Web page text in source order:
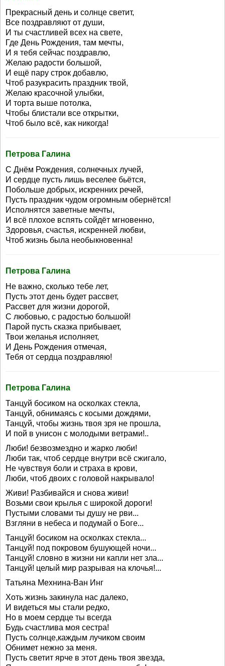
Прекрасный день и солнце светит,
Все поздравляют от души,
И ты счастливей всех на свете,
Где День Рождения, там мечты,
И я тебя сейчас поздравлю,
Желаю радости большой,
И ещё пару строк добавлю,
Чтоб разукрасить праздник твой,
Желаю красочной улыбки,
И торта выше потолка,
Чтобы блистали все открытки,
Чтоб было всё, как никогда!
Петрова Галина
С Днём Рождения, солнечных лучей,
И сердце пусть лишь веселее бьётся,
Побольше добрых, искренних речей,
Пусть праздник чудом огромным обернётся!
Исполнятся заветные мечты,
И всё плохое вспять сойдёт мгновенно,
Здоровья, счастья, искренней любви,
Чтоб жизнь была необыкновенна!
Петрова Галина
Не важно, сколько тебе лет,
Пусть этот день будет рассвет,
Рассвет для жизни дорогой,
С любовью, с радостью большой!
Парой пусть сказка прибывает,
Твои желанья исполняет,
И День Рождения отмечая,
Тебя от сердца поздравляю!
Петрова Галина
Танцуй босиком на осколках стекла,
Танцуй, обнимаясь с косыми дождями,
Танцуй, чтобы жизнь твоя зря не прошла,
И пой в унисон с молодыми ветрами!..
Люби! безвозмездно и жарко люби!
Люби так, чтоб сердце внутри всё сжигало,
Не чувствуя боли и страха в крови,
Люби, чтоб двоих с головой накрывало!
Живи! Разбивайся и снова живи!
Возьми свои крылья с широкой дороги!
Пустыми словами ты душу не рви...
Взгляни в небеса и подумай о Боге...
Танцуй! босиком на осколках стекла...
Танцуй! под покровом бушующей ночи...
Танцуй! словно в жизни ни капли нет зла...
Танцуй! целый мир разрывая на клочья!...
Татьяна Мехнина-Ван Инг
Хоть жизнь закинула нас далеко,
И видеться мы стали редко,
Но в моем сердце ты всегда
Будь счастлива моя сестра!
Пусть солнце,каждым лучиком своим
Обнимет нежно за меня.
Пусть светит ярче в этот день твоя звезда,